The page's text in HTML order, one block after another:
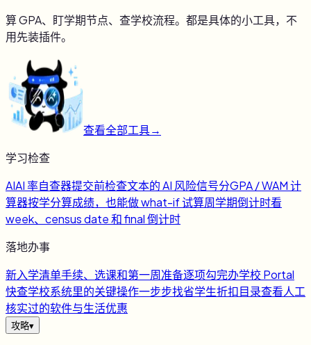
算 GPA、盯学期节点、查学校流程。都是具体的小工具，不
用先装插件。
查看全部工具→
学习检查
AIAI 率自查器提交前检查文本的 AI 风险信号分GPA / WAM 计
算器按学分算成绩，也能做 what-if 试算周学期倒计时看
week、census date 和 final 倒计时
落地办事
新入学清单手续、选课和第一周准备逐项勾完办学校 Portal
快查学校系统里的关键操作一步步找省学生折扣目录查看人工
核实过的软件与生活优惠
攻略▾